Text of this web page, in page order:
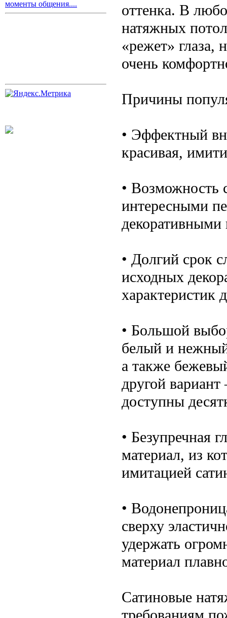
моменты общения....
оттенка. В
натяжных
«режет» глаза,
очень
Причины
• Эффектный
красивая,
• Возможность
интересными
• Долгий срок
исходных
характеристик
• Большой
белый и
а также
другой
доступны
• Безупречная
материал, из
имитацией
•
сверху
удержать
материал
Сатиновые